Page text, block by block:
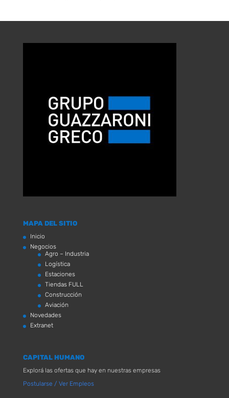
MAPA DEL SITIO
Inicio
Negocios
Agro – Industria
Logística
Estaciones
Tiendas FULL
Construcción
Aviación
Novedades
Extranet
CAPITAL HUMANO
Explorá las ofertas que hay en nuestras empresas
Postularse / Ver Empleos